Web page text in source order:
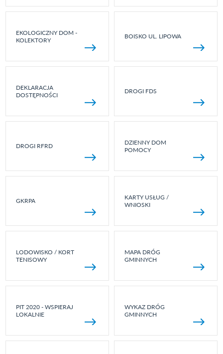
EKOLOGICZNY DOM -
KOLEKTORY
BOISKO UL. LIPOWA
DEKLARACJA
DOSTĘPNOŚCI
DROGI FDS
DROGI RFRD
DZIENNY DOM
POMOCY
GKRPA
KARTY USŁUG /
WNIOSKI
LODOWISKO / KORT
TENISOWY
MAPA DRÓG
GMINNYCH
PIT 2020 - WSPIERAJ
LOKALNIE
WYKAZ DRÓG
GMINNYCH